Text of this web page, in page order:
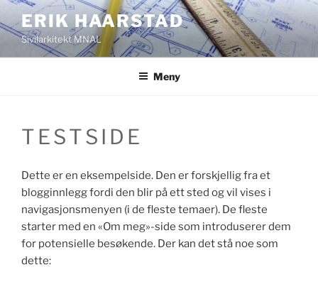
til
innhold
ERIK HAARSTAD
Sivilarkitekt MNAL
Meny
TESTSIDE
Dette er en eksempelside. Den er forskjellig fra et
blogginnlegg fordi den blir på ett sted og vil vises i
navigasjonsmenyen (i de fleste temaer). De fleste
starter med en «Om meg»-side som introduserer dem
for potensielle besøkende. Der kan det stå noe som
dette: